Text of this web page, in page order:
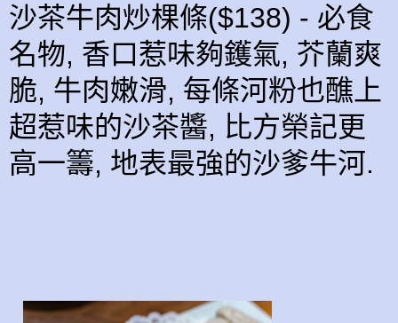
沙茶牛肉炒棵條($138) - 必食
名物, 香口惹味夠鑊氣, 芥蘭爽
脆, 牛肉嫩滑, 每條河粉也醮上
超惹味的沙茶醬, 比方榮記更
高一籌, 地表最強的沙爹牛河.